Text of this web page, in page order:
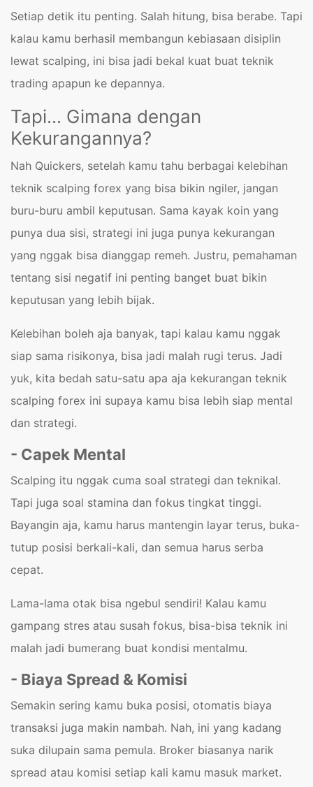
Setiap detik itu penting. Salah hitung, bisa berabe. Tapi
kalau kamu berhasil membangun kebiasaan disiplin
lewat scalping, ini bisa jadi bekal kuat buat teknik
trading apapun ke depannya.
Tapi... Gimana dengan
Kekurangannya?
Nah Quickers, setelah kamu tahu berbagai kelebihan
teknik scalping forex yang bisa bikin ngiler, jangan
buru-buru ambil keputusan. Sama kayak koin yang
punya dua sisi, strategi ini juga punya kekurangan
yang nggak bisa dianggap remeh. Justru, pemahaman
tentang sisi negatif ini penting banget buat bikin
keputusan yang lebih bijak.
Kelebihan boleh aja banyak, tapi kalau kamu nggak
siap sama risikonya, bisa jadi malah rugi terus. Jadi
yuk, kita bedah satu-satu apa aja kekurangan teknik
scalping forex ini supaya kamu bisa lebih siap mental
dan strategi.
- Capek Mental
Scalping itu nggak cuma soal strategi dan teknikal.
Tapi juga soal stamina dan fokus tingkat tinggi.
Bayangin aja, kamu harus mantengin layar terus, buka-
tutup posisi berkali-kali, dan semua harus serba
cepat.
Lama-lama otak bisa ngebul sendiri! Kalau kamu
gampang stres atau susah fokus, bisa-bisa teknik ini
malah jadi bumerang buat kondisi mentalmu.
- Biaya Spread & Komisi
Semakin sering kamu buka posisi, otomatis biaya
transaksi juga makin nambah. Nah, ini yang kadang
suka dilupain sama pemula. Broker biasanya narik
spread atau komisi setiap kali kamu masuk market.